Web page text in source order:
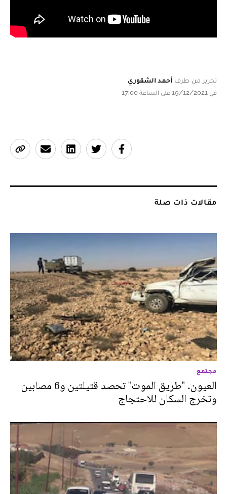
تحرير من طرف أحمد الشقوري
في 19/12/2021 على الساعة 17:00
مقالات ذات صلة
مجتمع
العيون. "طريق الموت" تحصد قتيلتين و6 مصابين
وتخرج السكان للاحتجاج